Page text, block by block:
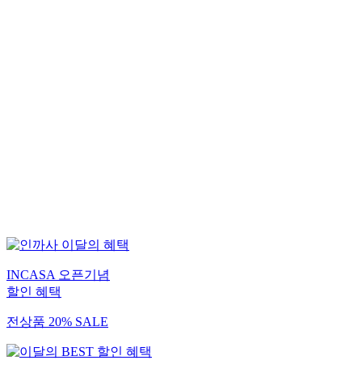
INCASA 오픈기념
할인 혜택
전상품 20% SALE